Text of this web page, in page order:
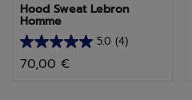
Hood Sweat Lebron
Homme
5.0 (4)
5.0
sur
70,00 €